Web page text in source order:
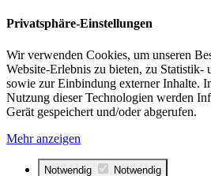
Privatsphäre-Einstellungen
Wir verwenden Cookies, um unseren
Website-Erlebnis zu bieten, zu Statistik-
sowie zur Einbindung externer Inhalte.
Nutzung dieser Technologien werden
Gerät gespeichert und/oder abgerufen.
Mehr anzeigen
Notwendig Notwendig